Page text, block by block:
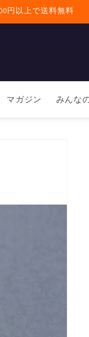
円以上で送料無料
マガジン みんな